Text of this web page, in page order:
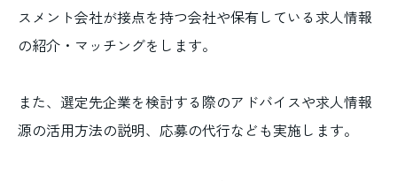
スメント会社が接点を持つ会社や保有している求人情報
の紹介・マッチングをします。
また、選定先企業を検討する際のアドバイスや求人情報
源の活用方法の説明、応募の代行なども実施します。